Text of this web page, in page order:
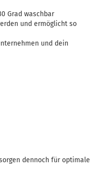
Grad waschbar
und ermöglicht so
und dein
dennoch für optimale